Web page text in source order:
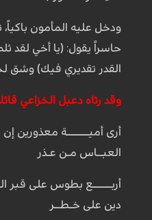
ودخل عليه المأمون
حاسراً يقول: (يا أخي لقد
القدر تقديري فيك) وشق
وقد رثاه دعبل الخزاعي
أرى أميــــــــة معذورين إن
العبــاس مـن عـذر
أربـــــــع بطوس على
دين على خـطــر